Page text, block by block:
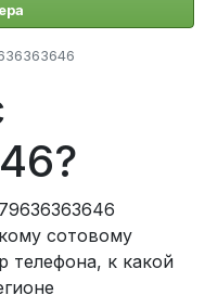
сотовому
телефона, к какой